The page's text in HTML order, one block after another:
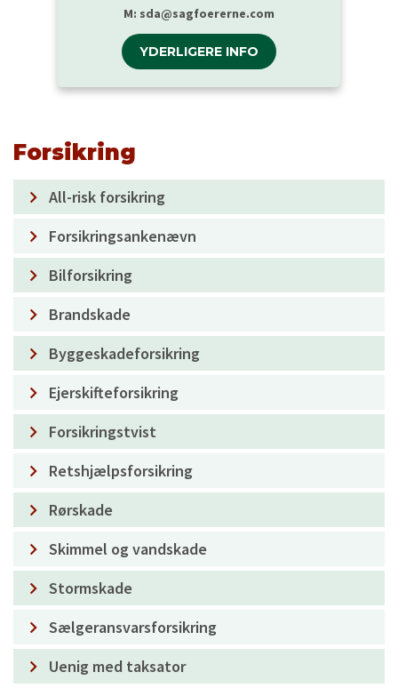
M: sda@sagfoererne.com
YDERLIGERE INFO
Forsikring
All-risk forsikring
Forsikringsankenævn
Bilforsikring
Brandskade
Byggeskadeforsikring
Ejerskifteforsikring
Forsikringstvist
Retshjælpsforsikring
Rørskade
Skimmel og vandskade
Stormskade
Sælgeransvarsforsikring
Uenig med taksator